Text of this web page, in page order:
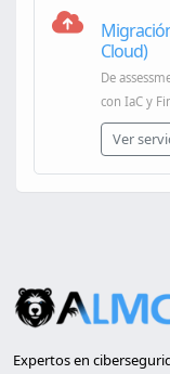
Cloud)
De
con IaC y
Ver
Expertos en